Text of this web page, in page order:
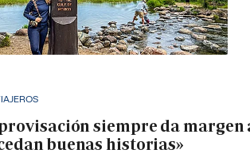
siempre da margen
buenas historias»